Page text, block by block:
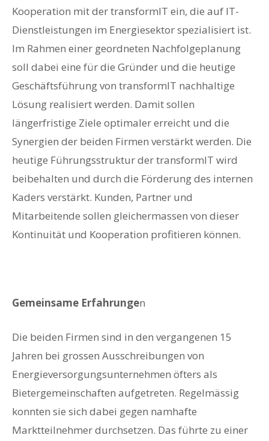
Kooperation mit der transformIT ein, die auf IT-
Dienstleistungen im Energiesektor spezialisiert ist.
Im Rahmen einer geordneten Nachfolgeplanung
soll dabei eine für die Gründer und die heutige
Geschäftsführung von transformIT nachhaltige
Lösung realisiert werden. Damit sollen
längerfristige Ziele optimaler erreicht und die
Synergien der beiden Firmen verstärkt werden. Die
heutige Führungsstruktur der transformIT wird
beibehalten und durch die Förderung des internen
Kaders verstärkt. Kunden, Partner und
Mitarbeitende sollen gleichermassen von dieser
Kontinuität und Kooperation profitieren können.
Gemeinsame Erfahrungen
Die beiden Firmen sind in den vergangenen 15
Jahren bei grossen Ausschreibungen von
Energieversorgungsunternehmen öfters als
Bietergemeinschaften aufgetreten. Regelmässig
konnten sie sich dabei gegen namhafte
Marktteilnehmer durchsetzen. Das führte zu einer